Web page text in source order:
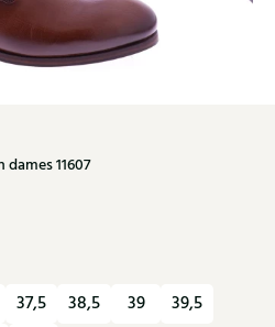
11607
37,5 38,5 39
39,5